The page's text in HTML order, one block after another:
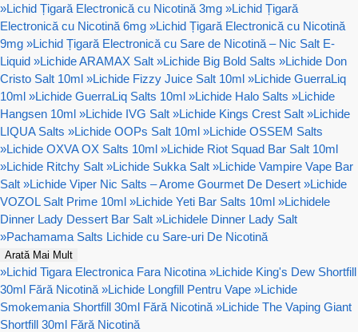
»Lichid Țigară Electronică cu Nicotină 3mg »Lichid Țigară
Electronică cu Nicotină 6mg »Lichid Țigară Electronică cu Nicotină
9mg »Lichid Țigară Electronică cu Sare de Nicotină – Nic Salt E-
Liquid »Lichide ARAMAX Salt »Lichide Big Bold Salts »Lichide Don
Cristo Salt 10ml »Lichide Fizzy Juice Salt 10ml »Lichide GuerraLiq
10ml »Lichide GuerraLiq Salts 10ml »Lichide Halo Salts »Lichide
Hangsen 10ml »Lichide IVG Salt »Lichide Kings Crest Salt »Lichide
LIQUA Salts »Lichide OOPs Salt 10ml »Lichide OSSEM Salts
»Lichide OXVA OX Salts 10ml »Lichide Riot Squad Bar Salt 10ml
»Lichide Ritchy Salt »Lichide Sukka Salt »Lichide Vampire Vape Bar
Salt »Lichide Viper Nic Salts – Arome Gourmet De Desert »Lichide
VOZOL Salt Prime 10ml »Lichide Yeti Bar Salts 10ml »Lichidele
Dinner Lady Dessert Bar Salt »Lichidele Dinner Lady Salt
»Pachamama Salts Lichide cu Sare-uri De Nicotină
Arată Mai Mult
»Lichid Tigara Electronica Fara Nicotina »Lichide King's Dew Shortfill
30ml Fără Nicotină »Lichide Longfill Pentru Vape »Lichide
Smokemania Shortfill 30ml Fără Nicotină »Lichide The Vaping Giant
Shortfill 30ml Fără Nicotină